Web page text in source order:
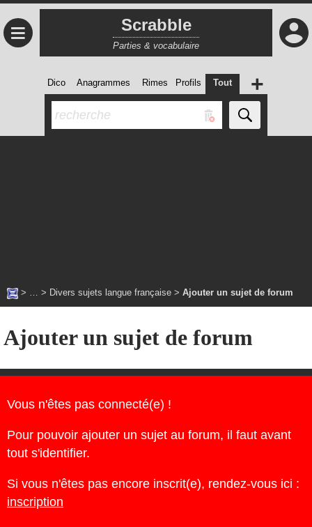
≡ Scrabble
Parties & vocabulaire
Dico Anagrammes Rimes Profils Tout +
> … > Divers sujets langue française > Ajouter un sujet de forum
Ajouter un sujet de forum
Vous n'êtes pas connecté(e) !
Pour pouvoir ajouter un sujet au forum, il faut avant
tout s'identifier.
Si vous n'êtes pas encore inscrit(e), rendez-vous ici :
inscription